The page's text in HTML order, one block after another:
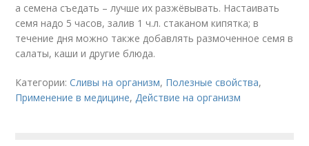
а семена съедать – лучше их разжёвывать. Настаивать
семя надо 5 часов, залив 1 ч.л. стаканом кипятка; в
течение дня можно также добавлять размоченное семя в
салаты, каши и другие блюда.
Категории:Сливы на организм, Полезные свойства,
Применение в медицине,Действие на организм